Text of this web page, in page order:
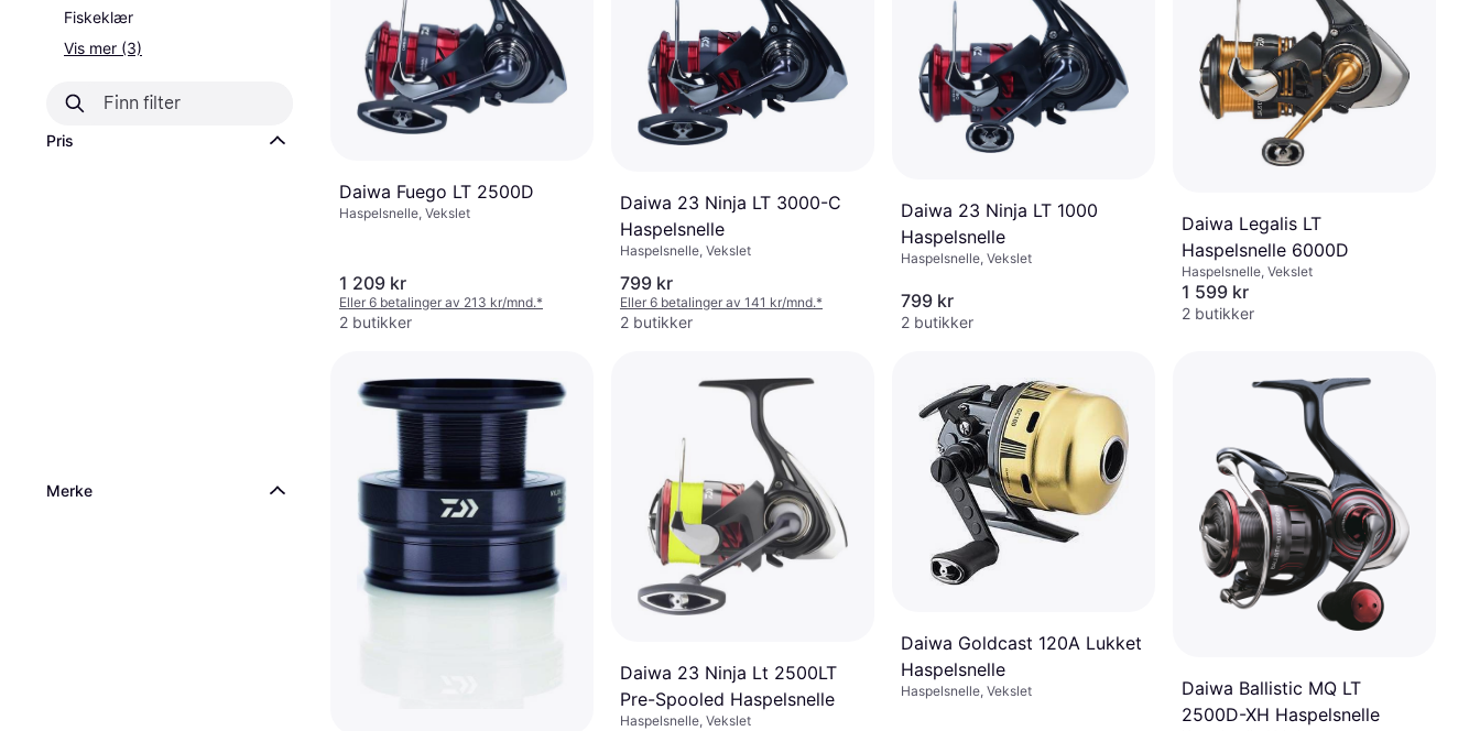
Fiskeklær
Vis mer (3)
Pris
Merke
Daiwa Fuego LT 2500D
Haspelsnelle, Vekslet
1 209 kr
Eller 6 betalinger av 213 kr/mnd.*
2 butikker
Daiwa 23 Ninja LT 3000-C
Haspelsnelle
Haspelsnelle, Vekslet
799 kr
Eller 6 betalinger av 141 kr/mnd.*
2 butikker
Daiwa 23 Ninja LT 1000
Haspelsnelle
Haspelsnelle, Vekslet
799 kr
2 butikker
Daiwa Legalis LT
Haspelsnelle 6000D
Haspelsnelle, Vekslet
1 599 kr
2 butikker
Daiwa 23 Ninja Lt 2500LT
Pre-Spooled Haspelsnelle
Haspelsnelle, Vekslet
Daiwa Goldcast 120A Lukket
Haspelsnelle
Haspelsnelle, Vekslet
Daiwa Ballistic MQ LT
2500D-XH Haspelsnelle